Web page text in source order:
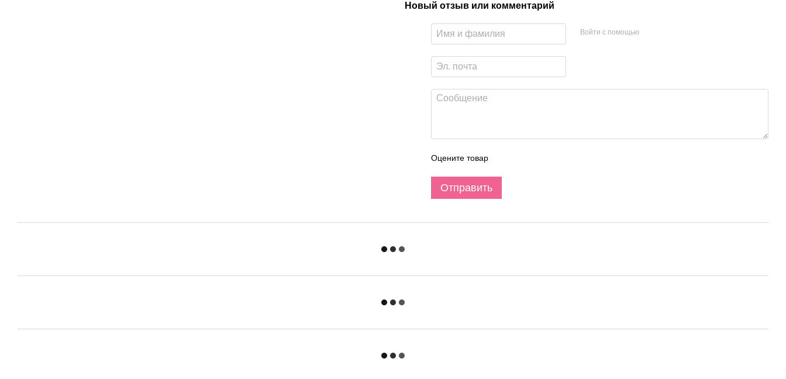
Новый отзыв или комментарий
Войти с помощью
Оцените товар
Отправить